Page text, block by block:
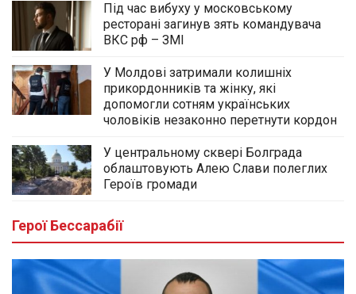
Під час вибуху у московському
ресторані загинув зять командувача
ВКС рф – ЗМІ
У Молдові затримали колишніх
прикордонників та жінку, які
допомогли сотням українських
чоловіків незаконно перетнути кордон
У центральному сквері Болграда
облаштовують Алею Слави полеглих
Героїв громади
Герої Бессарабії